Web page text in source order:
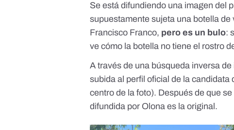
Se está difundiendo una imagen del
supuestamente sujeta una botella
Francisco Franco, pero es un bulo:
ve cómo la botella no tiene el rostro
A través de una búsqueda inversa
subida al perfil oficial de la candidata
centro de la foto). Después de que
difundida por Olona es la original.